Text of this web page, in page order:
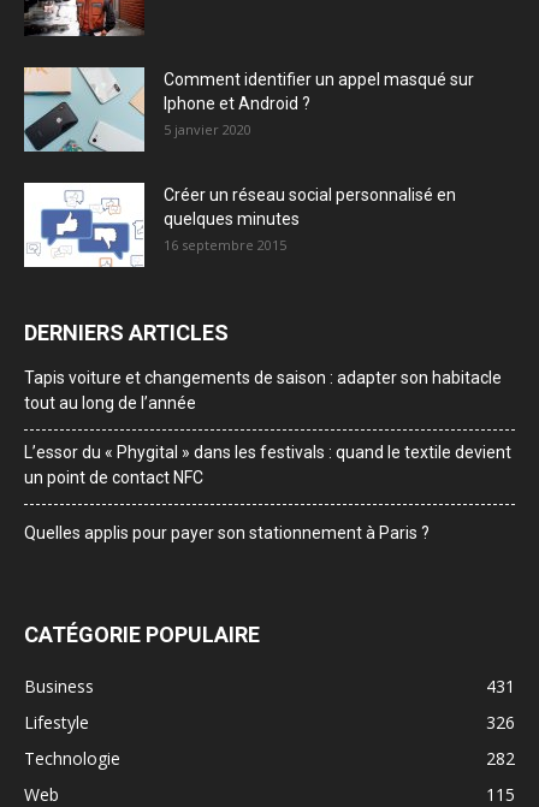
Comment identifier un appel masqué sur
Iphone et Android ?
5 janvier 2020
Créer un réseau social personnalisé en
quelques minutes
16 septembre 2015
DERNIERS ARTICLES
Tapis voiture et changements de saison : adapter son habitacle
tout au long de l’année
L’essor du « Phygital » dans les festivals : quand le textile devient
un point de contact NFC
Quelles applis pour payer son stationnement à Paris ?
CATÉGORIE POPULAIRE
Business
431
Lifestyle
326
Technologie
282
Web
115